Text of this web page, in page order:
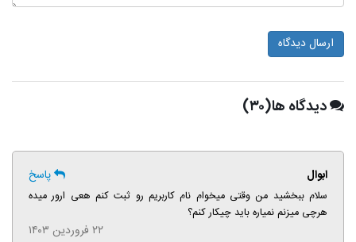
ارسال دیدگاه
دیدگاه ها(۳۰)
ابوال پاسخ
سلام ببخشید من وقتی میخوام نام کاربریم رو ثبت کنم هعی ارور میده
هرچی میزنم نمیاره باید چیکار کنم؟
۲۲ فروردین ۱۴۰۳